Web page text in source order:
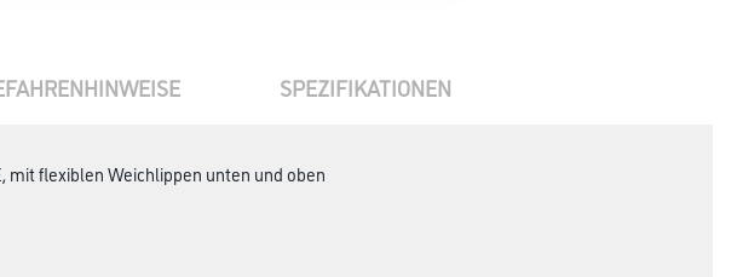
SPEZIFIKATIONEN
mit flexiblen Weichlippen unten und oben